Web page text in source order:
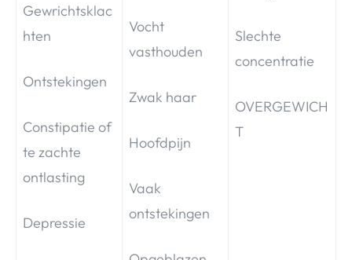
Gewrichtsklac
hten
Ontstekingen
Constipatie of
te zachte
ontlasting
Depressie
Vocht
vasthouden
Zwak haar
Hoofdpijn
Vaak
ontstekingen
Slechte
concentratie
OVERGEWICH
T